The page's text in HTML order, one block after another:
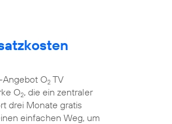
Angebot O2 TV
O2, die ein zentraler
drei Monate gratis
einfachen Weg, um